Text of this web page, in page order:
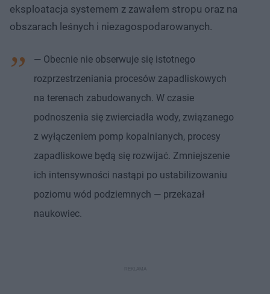
eksploatacja systemem z zawałem stropu oraz na
obszarach leśnych i niezagospodarowanych.
— Obecnie nie obserwuje się istotnego
rozprzestrzeniania procesów zapadliskowych
na terenach zabudowanych. W czasie
podnoszenia się zwierciadła wody, związanego
z wyłączeniem pomp kopalnianych, procesy
zapadliskowe będą się rozwijać. Zmniejszenie
ich intensywności nastąpi po ustabilizowaniu
poziomu wód podziemnych — przekazał
naukowiec.